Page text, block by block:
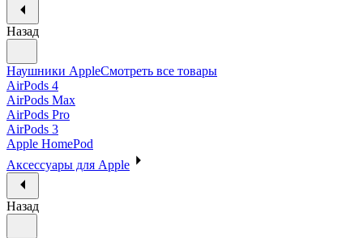
Назад
Наушники AppleСмотреть все товары
AirPods 4
AirPods Max
AirPods Pro
AirPods 3
Apple HomePod
Аксессуары для Apple
Назад